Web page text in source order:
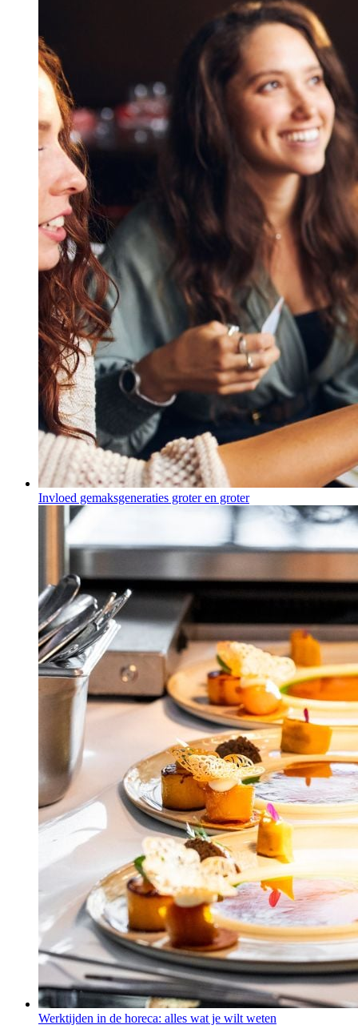
Invloed gemaksgeneraties groter en groter
Werktijden in de horeca: alles wat je wilt weten